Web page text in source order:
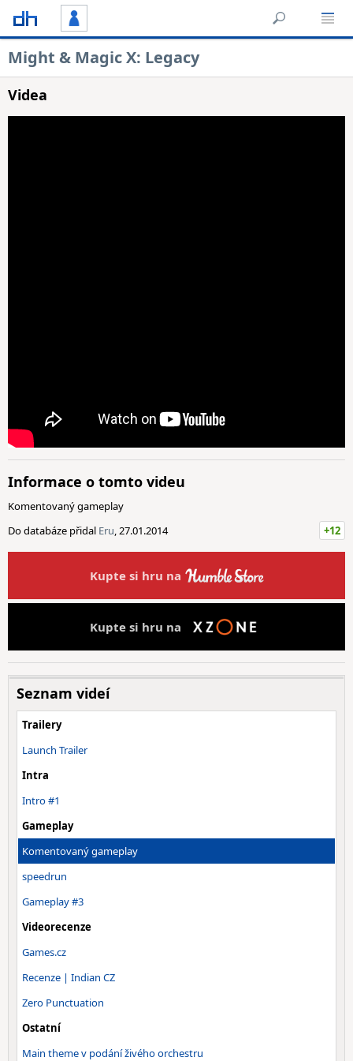
Might & Magic X: Legacy
Videa
Informace o tomto videu
Komentovaný gameplay
Do databáze přidal Eru, 27.01.2014 +12
Kupte si hru na
Kupte si hru na
Seznam videí
Trailery
Launch Trailer
Intra
Intro #1
Gameplay
Komentovaný gameplay
speedrun
Gameplay #3
Videorecenze
Games.cz
Recenze | Indian CZ
Zero Punctuation
Ostatní
Main theme v podání živého orchestru